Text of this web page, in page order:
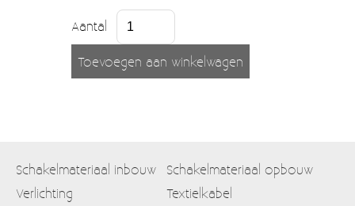
Aantal
Schakelmateriaal inbouw
Schakelmateriaal opbouw
Verlichting
Textielkabel